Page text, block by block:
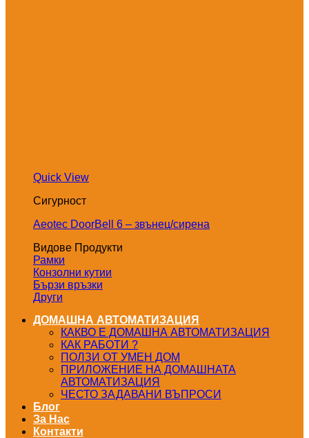
Quick View
Сигурност
Aeotec DoorBell 6 – звънец/сирена
Видове Продукти
Рамки
Конзолни кутии
Бързи връзки
Други
ДОМАШНА АВТОМАТИЗАЦИЯ
КАКВО Е ДОМАШНА АВТОМАТИЗАЦИЯ
КАК РАБОТИ ?
ПОЛЗИ ОТ УМЕН ДОМ
ПРИЛОЖЕНИЕ НА ДОМАШНАТА
АВТОМАТИЗАЦИЯ
ЧЕСТО ЗАДАВАНИ ВЪПРОСИ
Блог
За Нас
Контакти